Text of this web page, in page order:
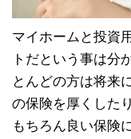
マイホームと投資
トだという事は分
とんどの方は将来
の保険を厚くした
もちろん良い保険